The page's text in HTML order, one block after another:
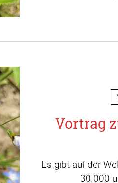
Vortrag
Es gibt auf der
30.000